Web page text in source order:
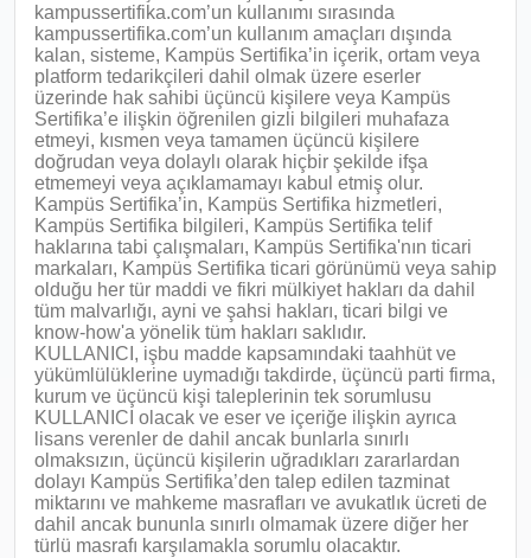
kampussertifika.com’un kullanımı sırasında
kampussertifika.com’un kullanım amaçları dışında
kalan, sisteme, Kampüs Sertifika’in içerik, ortam veya
platform tedarikçileri dahil olmak üzere eserler
üzerinde hak sahibi üçüncü kişilere veya Kampüs
Sertifika’e ilişkin öğrenilen gizli bilgileri muhafaza
etmeyi, kısmen veya tamamen üçüncü kişilere
doğrudan veya dolaylı olarak hiçbir şekilde ifşa
etmemeyi veya açıklamamayı kabul etmiş olur.
Kampüs Sertifika’in, Kampüs Sertifika hizmetleri,
Kampüs Sertifika bilgileri, Kampüs Sertifika telif
haklarına tabi çalışmaları, Kampüs Sertifika'nın ticari
markaları, Kampüs Sertifika ticari görünümü veya sahip
olduğu her tür maddi ve fikri mülkiyet hakları da dahil
tüm malvarlığı, ayni ve şahsi hakları, ticari bilgi ve
know-how'a yönelik tüm hakları saklıdır.
KULLANICI, işbu madde kapsamındaki taahhüt ve
yükümlülüklerine uymadığı takdirde, üçüncü parti firma,
kurum ve üçüncü kişi taleplerinin tek sorumlusu
KULLANICI olacak ve eser ve içeriğe ilişkin ayrıca
lisans verenler de dahil ancak bunlarla sınırlı
olmaksızın, üçüncü kişilerin uğradıkları zararlardan
dolayı Kampüs Sertifika’den talep edilen tazminat
miktarını ve mahkeme masrafları ve avukatlık ücreti de
dahil ancak bununla sınırlı olmamak üzere diğer her
türlü masrafı karşılamakla sorumlu olacaktır.